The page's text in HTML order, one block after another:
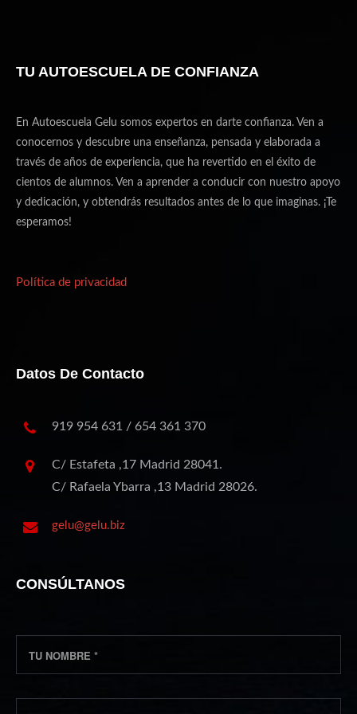
TU AUTOESCUELA DE CONFIANZA
En Autoescuela Gelu somos expertos en darte confianza. Ven a
conocernos y descubre una enseñanza, pensada y elaborada a
través de años de experiencia, que ha revertido en el éxito de
cientos de alumnos. Ven a aprender a conducir con nuestro apoyo
y dedicación, y obtendrás resultados antes de lo que imaginas. ¡Te
esperamos!
Política de privacidad
Datos De Contacto
919 954 631 / 654 361 370
C/ Estafeta ,17 Madrid 28041.
C/ Rafaela Ybarra ,13 Madrid 28026.
gelu@gelu.biz
CONSÚLTANOS